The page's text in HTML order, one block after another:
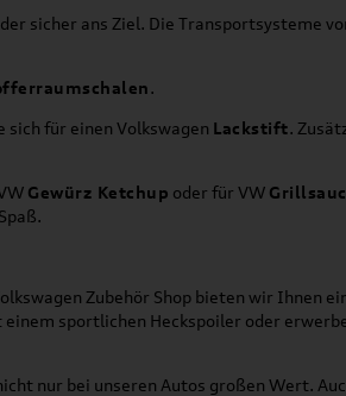
sicher ans Ziel. Die Transportsysteme
.
sich für einen Volkswagen Lackstift.
Gewürz Ketchup oder für VW
Zubehör Shop bieten wir Ihnen
sportlichen Heckspoiler oder
nur bei unseren Autos großen Wert.